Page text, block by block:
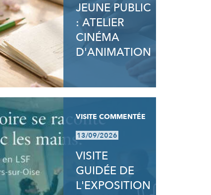
JEUNE PUBLIC
: ATELIER
CINÉMA
D'ANIMATION
VISITE COMMENTÉE
13/09/2026
VISITE
GUIDÉE DE
L'EXPOSITION